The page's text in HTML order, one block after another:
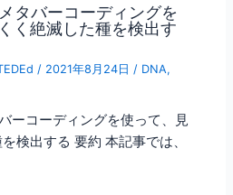
タバーコーディングを
く絶滅した種を検出す
/ 2021年8月24日 / DNA,
ーコーディングを使って、見
検出する 要約 本記事では、